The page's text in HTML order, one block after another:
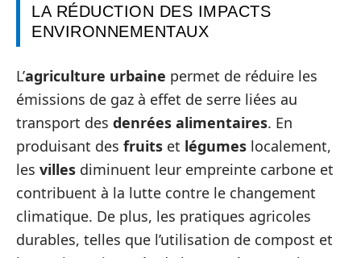
LA RÉDUCTION DES IMPACTS
ENVIRONNEMENTAUX
L’agriculture urbaine permet de réduire les
émissions de gaz à effet de serre liées au
transport des denrées alimentaires. En
produisant des fruits et légumes localement,
les villes diminuent leur empreinte carbone et
contribuent à la lutte contre le changement
climatique. De plus, les pratiques agricoles
durables, telles que l’utilisation de compost et